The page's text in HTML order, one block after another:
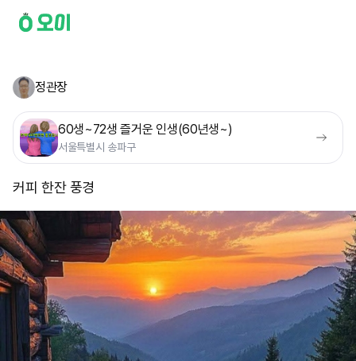
정관장
60생~72생 즐거운 인생(60년생~)
서울특별시 송파구
커피 한잔 풍경